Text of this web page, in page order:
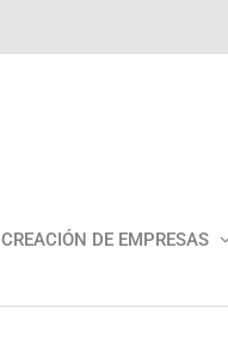
CREACIÓN DE EMPRESAS